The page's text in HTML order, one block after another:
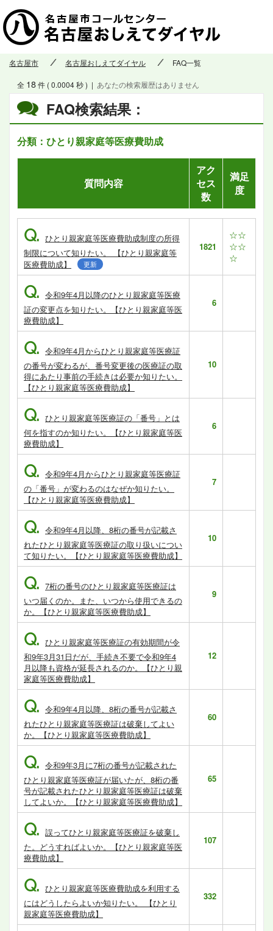
名古屋市 名古屋おしえてダイヤル FAQ一覧
FAQ検索結果：
分類：ひとり親家庭等医療費助成
全 18件 ( 0.0004 秒 ) | あなたの検索履歴はありません
質問内容
アク
セス
数
満足
度
Q. ひとり親家庭等医療費助成制度の所得
制限について知りたい。 【ひとり親家庭等
医療費助成】
更新
1821
☆☆
☆☆
☆
Q. 令和9年4月以降のひとり親家庭等医療
証の変更点を知りたい。【ひとり親家庭等医
療費助成】
6
Q. 令和9年4月からひとり親家庭等医療証
の番号が変わるが、番号変更後の医療証の取
得にあたり事前の手続きは必要か知りたい。
【ひとり親家庭等医療費助成】
10
Q. ひとり親家庭等医療証の「番号」とは
何を指すのか知りたい。【ひとり親家庭等医
療費助成】
6
Q. 令和9年4月からひとり親家庭等医療証
の「番号」が変わるのはなぜか知りたい。
【ひとり親家庭等医療費助成】
7
Q. 令和9年4月以降、8桁の番号が記載さ
れたひとり親家庭等医療証の取り扱いについ
て知りたい。【ひとり親家庭等医療費助成】
10
Q. 7桁の番号のひとり親家庭等医療証は
いつ届くのか。また、いつから使用できるの
か。【ひとり親家庭等医療費助成】
9
Q. ひとり親家庭等医療証の有効期間が令
和9年3月31日だが、手続き不要で令和9年4
月以降も資格が延長されるのか。【ひとり親
家庭等医療費助成】
12
Q. 令和9年4月以降、8桁の番号が記載さ
れたひとり親家庭等医療証は破棄してよい
か。【ひとり親家庭等医療費助成】
60
Q. 令和9年3月に7桁の番号が記載された
ひとり親家庭等医療証が届いたが、8桁の番
号が記載されたひとり親家庭等医療証は破棄
してよいか。【ひとり親家庭等医療費助成】
65
Q. 誤ってひとり親家庭等医療証を破棄し
た。どうすればよいか。【ひとり親家庭等医
療費助成】
107
Q. ひとり親家庭等医療費助成を利用する
にはどうしたらよいか知りたい。 【ひとり
親家庭等医療費助成】
332